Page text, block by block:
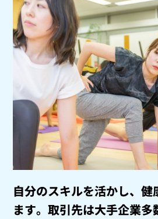
自分のスキルを活かし、健
ます。取引先は大手企業多